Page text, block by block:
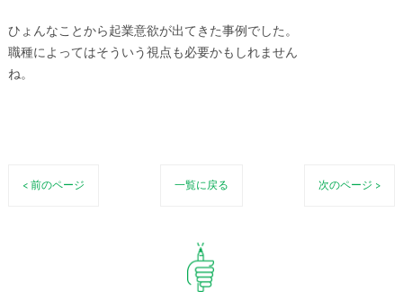
ひょんなことから起業意欲が出てきた事例でした。
職種によってはそういう視点も必要かもしれません
ね。
< 前のページ 一覧に戻る 次のページ >